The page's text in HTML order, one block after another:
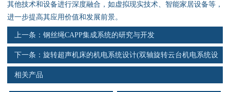
s
其他技术和设备进行深度融合，如虚拟现实技术、智能家居设备等，
进一步提高其应用价值和发展前景。
上一条： 钢丝绳CAPP集成系统的研究与开发
下一条： 旋转超声机床的机电系统设计(双轴旋转云台机电系统设
计)相关产品